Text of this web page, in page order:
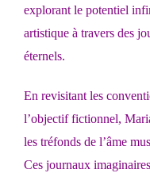
explorant le potentiel
artistique à travers des
éternels.
En revisitant les
l’objectif fictionnel,
les tréfonds de l’âme
Ces journaux